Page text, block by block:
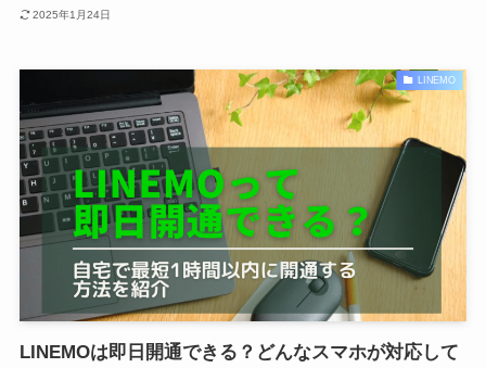
2025年1月24日
LINEMO
LINEMOは即日開通できる？どんなスマホが対応して